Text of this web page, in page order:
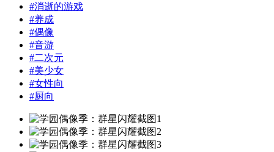
#消逝的游戏
#养成
#偶像
#音游
#二次元
#美少女
#女性向
#厨向